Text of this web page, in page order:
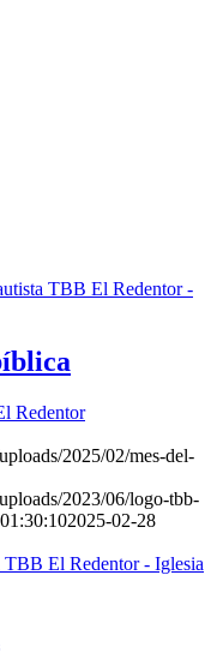
Redentor
2025/02/mes-del-
2023/06/logo-tbb-
2025-02-28